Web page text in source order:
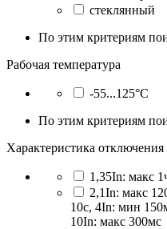
стеклянный
По этим критериям
Рабочая температура
-55...125°C
По этим критериям
Характеристика отключения
1,35In: макс
2,1In: макс
10с, 4In: мин
10In: макс 300мс